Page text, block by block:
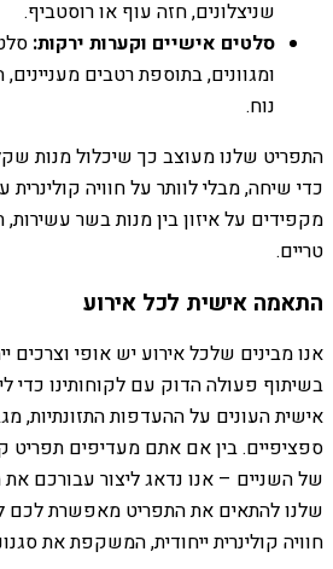
שניצלונים, חזה עוף או רוסטביף.
סלטים אישיים וקערות ירקות:
ומגוונים, בתוספת רטבים
נוח.
התפריט שלנו מעוצב כך שיכלול מנות
כדי שיחה, מבלי לוותר על חוויה
מקפידים על איזון בין מנות בשר עשירות,
טריים.
התאמה אישית לכל אירוע
אנו מבינים שלכל אירוע יש אופי וצרכים
בשיתוף פעולה הדוק עם לקוחותינו כדי
אישית העונים על ההעדפות התזונתיות,
ספציפיים. בין אם אתם מעדיפים תפריט
של השניים – אנו נדאג ליצור עבורכם
שלנו להתאים את התפריט מאפשרת לכם
חוויה קולינרית ייחודית, המשקפת את